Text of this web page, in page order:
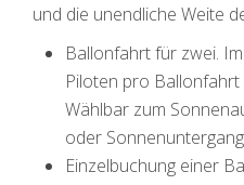
und die unendliche Weite
Ballonfahrt für zwei.
Piloten pro
Wählbar zum
oder
Einzelbuchung einer